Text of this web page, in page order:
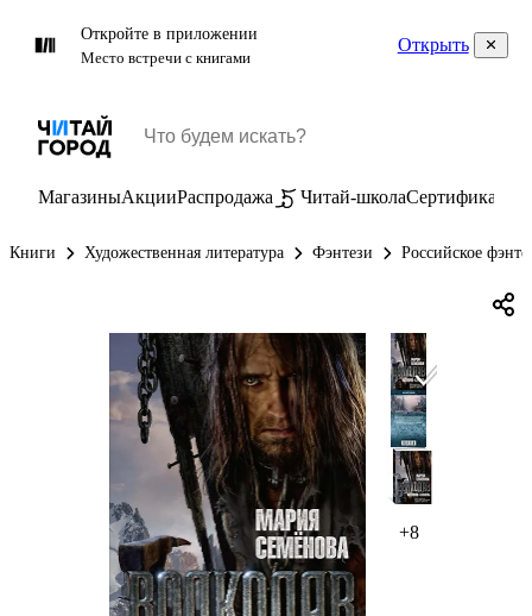
Откройте в приложении
Место встречи с книгами
Открыть
МагазиныАкцииРаспродажа Читай-школаСертификаты
Книги Художественная литература Фэнтези Российское
+8